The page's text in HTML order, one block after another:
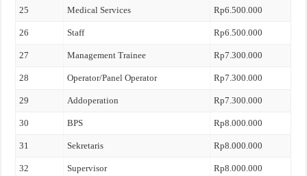
25 Medical Services Rp6.500.000
26 Staff Rp6.500.000
27 Management Trainee Rp7.300.000
28 Operator/Panel Operator Rp7.300.000
29 Addoperation Rp7.300.000
30 BPS Rp8.000.000
31 Sekretaris Rp8.000.000
32 Supervisor Rp8.000.000